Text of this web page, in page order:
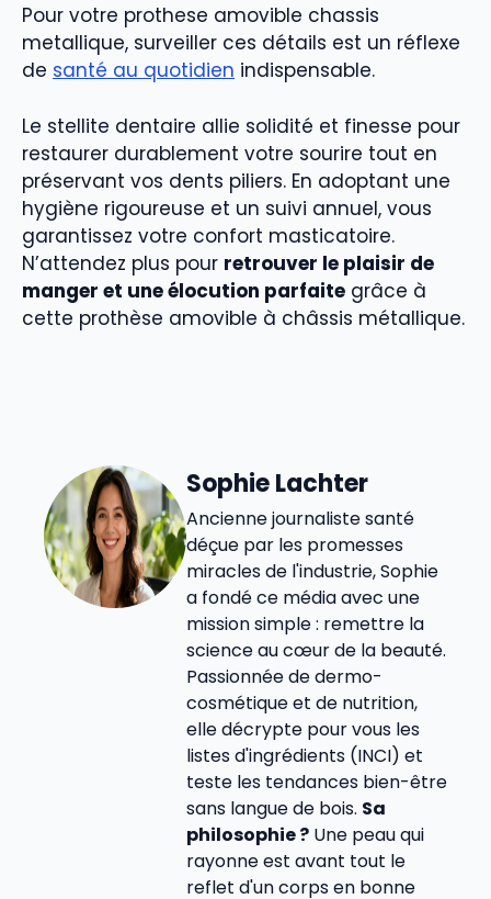
Pour votre prothese amovible chassis
metallique, surveiller ces détails est un réflexe
de santé au quotidien indispensable.
Le stellite dentaire allie solidité et finesse pour
restaurer durablement votre sourire tout en
préservant vos dents piliers. En adoptant une
hygiène rigoureuse et un suivi annuel, vous
garantissez votre confort masticatoire.
N’attendez plus pour retrouver le plaisir de
manger et une élocution parfaite grâce à
cette prothèse amovible à châssis métallique.
Sophie Lachter
Ancienne journaliste santé
déçue par les promesses
miracles de l'industrie, Sophie
a fondé ce média avec une
mission simple : remettre la
science au cœur de la beauté.
Passionnée de dermo-
cosmétique et de nutrition,
elle décrypte pour vous les
listes d'ingrédients (INCI) et
teste les tendances bien-être
sans langue de bois. Sa
philosophie ? Une peau qui
rayonne est avant tout le
reflet d'un corps en bonne